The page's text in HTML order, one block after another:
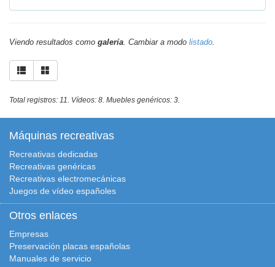
Viendo resultados como galería. Cambiar a modo listado.
Total registros: 11. Vídeos: 8. Muebles genéricos: 3.
Máquinas recreativas
Recreativas dedicadas
Recreativas genéricas
Recreativas electromecánicas
Juegos de vídeo españoles
Otros enlaces
Empresas
Preservación placas españolas
Manuales de servicio